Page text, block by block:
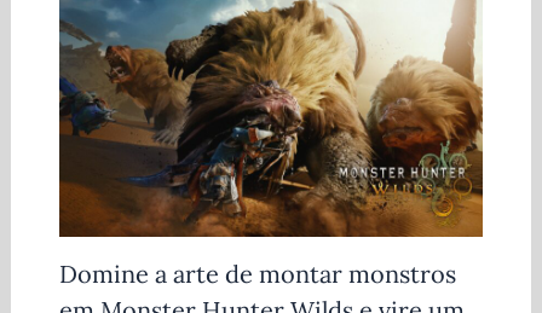
Domine a arte de montar monstros